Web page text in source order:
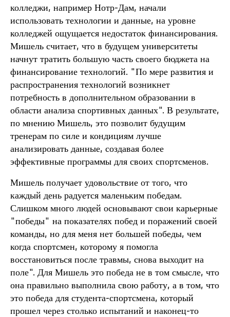
колледжи, например Нотр-Дам, начали
использовать технологии и данные, на уровне
колледжей ощущается недостаток финансирования.
Мишель считает, что в будущем университеты
начнут тратить большую часть своего бюджета на
финансирование технологий. "По мере развития и
распространения технологий возникнет
потребность в дополнительном образовании в
области анализа спортивных данных". В результате,
по мнению Мишель, это позволит будущим
тренерам по силе и кондициям лучше
анализировать данные, создавая более
эффективные программы для своих спортсменов.
Мишель получает удовольствие от того, что
каждый день радуется маленьким победам.
Слишком много людей основывают свои карьерные
"победы" на показателях побед и поражений своей
команды, но для меня нет большей победы, чем
когда спортсмен, которому я помогла
восстановиться после травмы, снова выходит на
поле". Для Мишель это победа не в том смысле, что
она правильно выполнила свою работу, а в том, что
это победа для студента-спортсмена, который
прошел через столько испытаний и наконец-то